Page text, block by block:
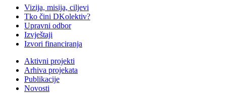
Vizija, misija, ciljevi
Tko čini DKolektiv?
Upravni odbor
Izvještaji
Izvori financiranja
Aktivni projekti
Arhiva projekata
Publikacije
Novosti